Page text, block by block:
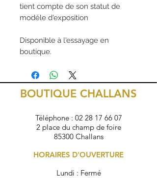
tient compte de son statut de
modèle d'exposition
Disponible à l'essayage en
boutique.
BOUTIQUE CHALLANS
Téléphone : 02 28 17 66 07
2 place du champ de foire
85300 Challans
HORAIRES D'OUVERTURE
Lundi : Fermé